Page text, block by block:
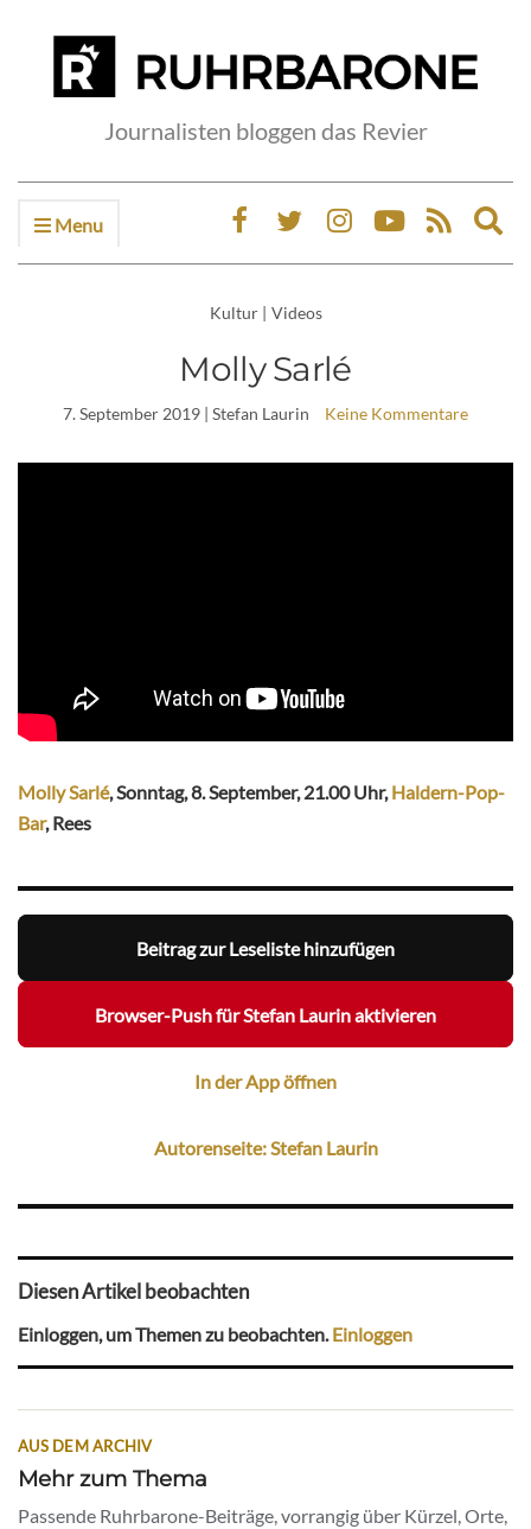
Journalisten bloggen das Revier
Menu
Kultur | Videos
Molly Sarlé
7. September 2019 | Stefan Laurin Keine Kommentare
Molly Sarlé, Sonntag, 8. September, 21.00 Uhr,Haldern-Pop-
Bar, Rees
Beitrag zur Leseliste hinzufügen
Browser-Push für Stefan Laurin aktivieren
In der App öffnen
Autorenseite: Stefan Laurin
Diesen Artikel beobachten
Einloggen, um Themen zu beobachten. Einloggen
AUS DEM ARCHIV
Mehr zum Thema
Passende Ruhrbarone-Beiträge, vorrangig über Kürzel, Orte,